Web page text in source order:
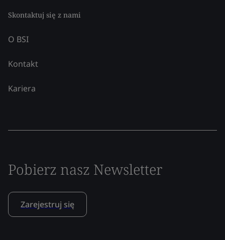
Skontaktuj się z nami
O BSI
Kontakt
Kariera
Pobierz nasz Newsletter
Zarejestruj się